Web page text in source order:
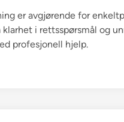
er avgjørende for
i rettsspørsmål og
profesjonell hjelp.